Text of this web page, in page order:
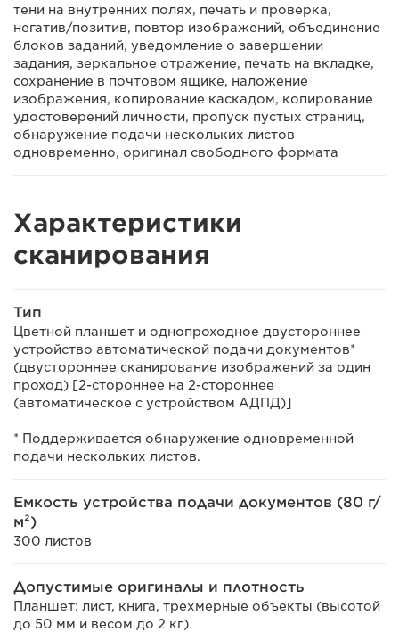
тени на внутренних полях, печать и проверка,
негатив/позитив, повтор изображений, объединение
блоков заданий, уведомление о завершении
задания, зеркальное отражение, печать на вкладке,
сохранение в почтовом ящике, наложение
изображения, копирование каскадом, копирование
удостоверений личности, пропуск пустых страниц,
обнаружение подачи нескольких листов
одновременно, оригинал свободного формата
Характеристики
сканирования
Тип
Цветной планшет и однопроходное двустороннее
устройство автоматической подачи документов*
(двустороннее сканирование изображений за один
проход) [2-стороннее на 2-стороннее
(автоматическое с устройством АДПД)]
* Поддерживается обнаружение одновременной
подачи нескольких листов.
Емкость устройства подачи документов (80 г/
м²)
300 листов
Допустимые оригиналы и плотность
Планшет: лист, книга, трехмерные объекты (высотой
до 50 мм и весом до 2 кг)